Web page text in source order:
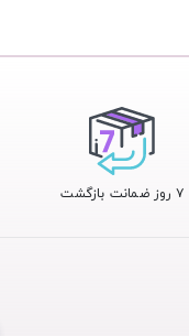
۷ روز ضمانت بازگشت